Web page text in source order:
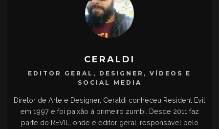
CERALDI
EDITOR GERAL, DESIGNER, VÍDEOS E
SOCIAL MEDIA
Diretor de Arte e Designer, Ceraldi conheceu Resident Evil
em 1997 e foi paixão à primeiro zumbi. Desde 2011 faz
parte do REVIL, onde é editor geral, responsável pelo